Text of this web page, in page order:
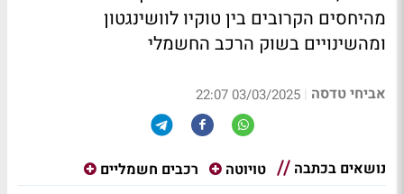
מהיחסים הקרובים בין טוקיו לוושינגטון
ומהשינויים בשוק הרכב החשמלי
אביחי טדסה |
03/03/2025 22:07
נושאים בכתבה טויוטה רכבים חשמליים